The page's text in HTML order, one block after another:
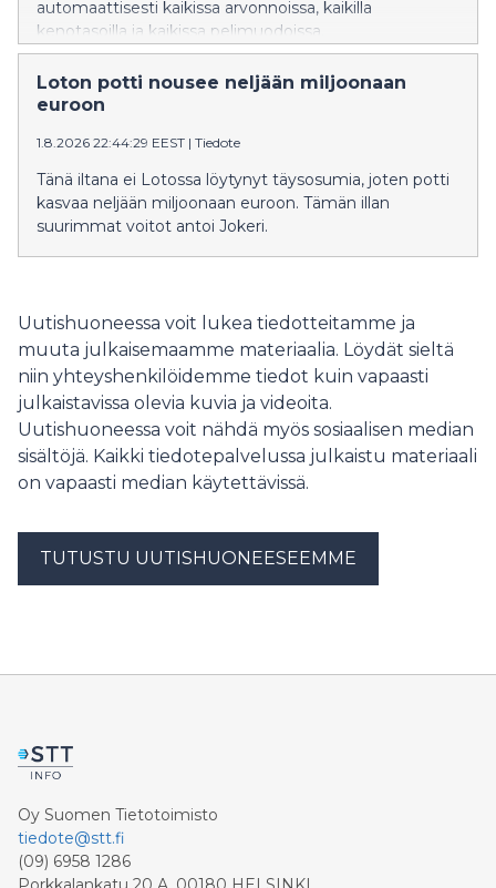
automaattisesti kaikissa arvonnoissa, kaikilla
kenotasoilla ja kaikissa pelimuodoissa.
Loton potti nousee neljään miljoonaan
euroon
1.8.2026 22:44:29 EEST | Tiedote
Tänä iltana ei Lotossa löytynyt täysosumia, joten potti
kasvaa neljään miljoonaan euroon. Tämän illan
suurimmat voitot antoi Jokeri.
Uutishuoneessa voit lukea tiedotteitamme ja
muuta julkaisemaamme materiaalia. Löydät sieltä
niin yhteyshenkilöidemme tiedot kuin vapaasti
julkaistavissa olevia kuvia ja videoita.
Uutishuoneessa voit nähdä myös sosiaalisen median
sisältöjä. Kaikki tiedotepalvelussa julkaistu materiaali
on vapaasti median käytettävissä.
TUTUSTU UUTISHUONEESEEMME
Oy Suomen Tietotoimisto
tiedote@stt.fi
(09) 6958 1286